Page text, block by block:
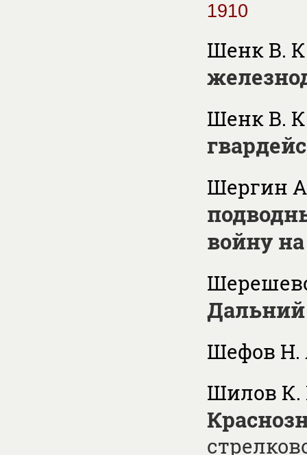
1910
Шенк В.
Шенк В.
Шергин
войну
Дальний
Шефов H.
Шилов